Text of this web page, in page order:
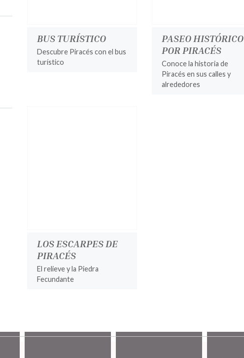
BUS TURÍSTICO
Descubre Piracés con el bus
turístico
PASEO HISTÓRICO
POR PIRACÉS
Conoce la historia de
Piracés en sus calles y
alrededores
LOS ESCARPES DE
PIRACÉS
El relieve y la Piedra
Fecundante